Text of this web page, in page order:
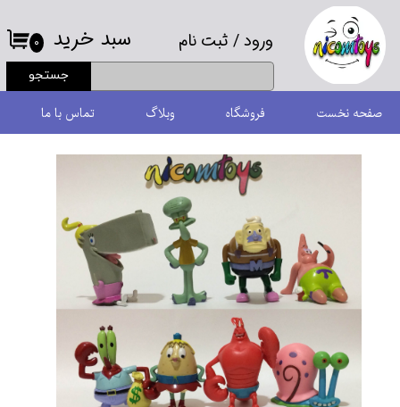
ورود/ ثبت نام
حساب کاربری من
تغییر گذر واژه
سفارشات
خروج از حساب کاربری
جستجو
۰ سبد خرید
صفحه نخست فروشگاه وبلاگ تماس با ما